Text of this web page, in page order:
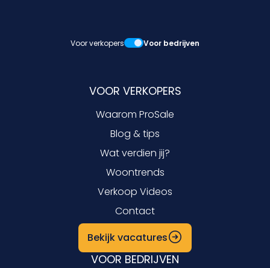
Voor verkopers Voor bedrijven
VOOR VERKOPERS
Waarom ProSale
Blog & tips
Wat verdien jij?
Woontrends
Verkoop Videos
Contact
Bekijk vacatures
VOOR BEDRIJVEN